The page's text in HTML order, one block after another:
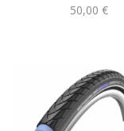
50,00 €